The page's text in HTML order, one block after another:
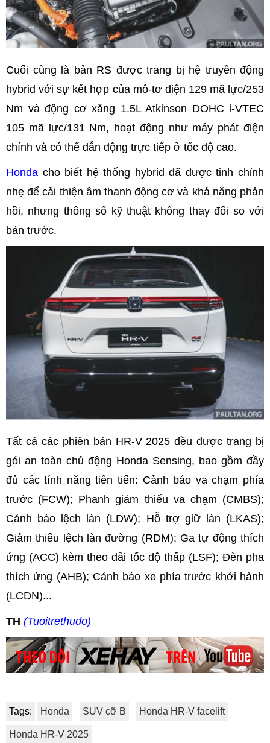
Cuối cùng là bản RS được trang bị hệ truyền động
hybrid với sự kết hợp của mô-tơ điện 129 mã lực/253
Nm và động cơ xăng 1.5L Atkinson DOHC i-VTEC
105 mã lực/131 Nm, hoạt động như máy phát điện
chính và có thể dẫn động trực tiếp ở tốc độ cao.
Honda cho biết hệ thống hybrid đã được tinh chỉnh
nhẹ để cải thiện âm thanh động cơ và khả năng phản
hồi, nhưng thông số kỹ thuật không thay đổi so với
bản trước.
Tất cả các phiên bản HR-V 2025 đều được trang bị
gói an toàn chủ động Honda Sensing, bao gồm đầy
đủ các tính năng tiên tiến: Cảnh báo va chạm phía
trước (FCW); Phanh giảm thiểu va chạm (CMBS);
Cảnh báo lệch làn (LDW); Hỗ trợ giữ làn (LKAS);
Giảm thiểu lệch làn đường (RDM); Ga tự động thích
ứng (ACC) kèm theo dải tốc độ thấp (LSF); Đèn pha
thích ứng (AHB); Cảnh báo xe phía trước khởi hành
(LCDN)...
TH (Tuoitrethudo)
Tags: Honda SUV cỡ B Honda HR-V facelift
Honda HR-V 2025